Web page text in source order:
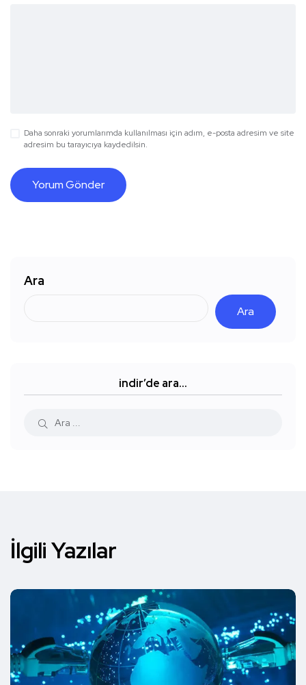
Daha sonraki yorumlarımda kullanılması için adım, e-posta adresim ve site
adresim bu tarayıcıya kaydedilsin.
Ara
Ara
indir’de ara…
İlgili Yazılar